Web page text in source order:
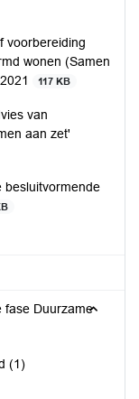
voorbereiding
wonen (Samen
117 KB
van
aan zet'
besluitvormende
fase Duurzame
(1)